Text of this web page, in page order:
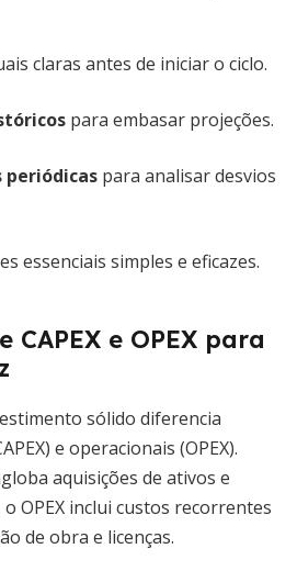
claras antes de iniciar o ciclo.
para embasar projeções.
periódicas para analisar desvios
essenciais simples e eficazes.
CAPEX e OPEX para
sólido diferencia
e operacionais (OPEX).
aquisições de ativos e
OPEX inclui custos recorrentes
de obra e licenças.